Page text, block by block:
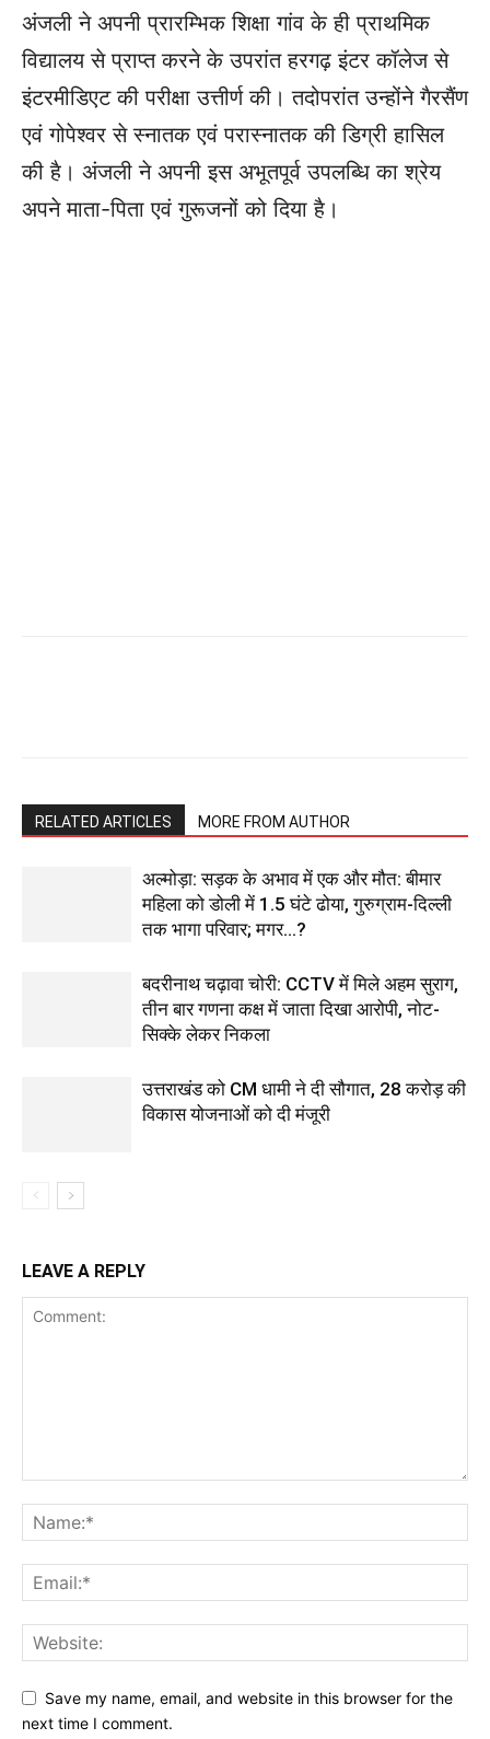
अंजली ने अपनी प्रारम्भिक शिक्षा गांव के ही प्राथमिक
विद्यालय से प्राप्त करने के उपरांत हरगढ़ इंटर कॉलेज से
इंटरमीडिएट की परीक्षा उत्तीर्ण की। तदोपरांत उन्होंने गैरसैंण
एवं गोपेश्वर से स्नातक एवं परास्नातक की डिग्री हासिल
की है। अंजली ने अपनी इस अभूतपूर्व उपलब्धि का श्रेय
अपने माता-पिता एवं गुरूजनों को दिया है।
RELATED ARTICLES MORE FROM AUTHOR
अल्मोड़ा: सड़क के अभाव में एक और मौत: बीमार
महिला को डोली में 1.5 घंटे ढोया, गुरुग्राम-दिल्ली
तक भागा परिवार; मगर…?
बदरीनाथ चढ़ावा चोरी: CCTV में मिले अहम सुराग,
तीन बार गणना कक्ष में जाता दिखा आरोपी, नोट-
सिक्के लेकर निकला
उत्तराखंड को CM धामी ने दी सौगात, 28 करोड़ की
विकास योजनाओं को दी मंजूरी
LEAVE A REPLY
Save my name, email, and website in this browser for the
next time I comment.